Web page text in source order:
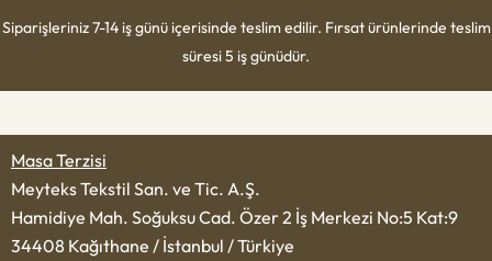
Siparişleriniz 7-14 iş günü içerisinde teslim edilir. Fırsat ürünlerinde teslim
süresi 5 iş günüdür.
Masa Terzisi
Meyteks Tekstil San. ve Tic. A.Ş.
Hamidiye Mah. Soğuksu Cad. Özer 2 İş Merkezi No:5 Kat:9
34408 Kağıthane / İstanbul / Türkiye